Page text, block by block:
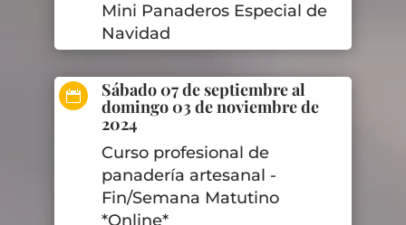
Mini Panaderos Especial de
Navidad
 Sábado 07 de septiembre al
domingo 03 de noviembre de
2024
Curso profesional de
panadería artesanal -
Fin/Semana Matutino
*Online*